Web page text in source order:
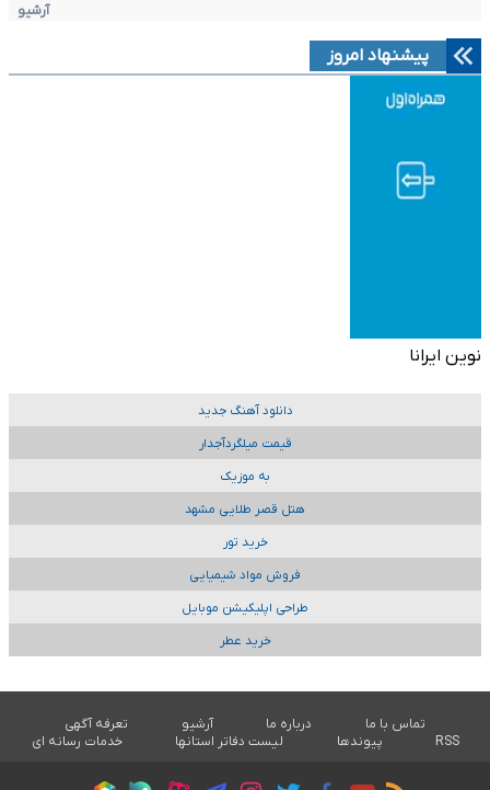
آرشیو
پیشنهاد امروز
نوین ایرانا
دانلود آهنگ جدید
قیمت میلگردآجدار
به موزیک
هتل قصر طلایی مشهد
خرید تور
فروش مواد شیمیایی
طراحی اپلیکیشن موبایل
خرید عطر
تماس با ما درباره ما آرشیو
تعرفه آگهی
RSS
پیوندها لیست دفاتر استانها خدمات رسانه ای